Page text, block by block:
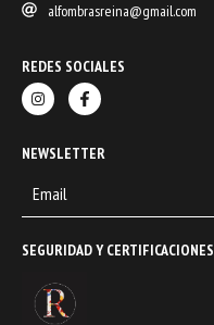
alfombrasreina@gmail.com
REDES SOCIALES
NEWSLETTER
SEGURIDAD Y CERTIFICACIONES